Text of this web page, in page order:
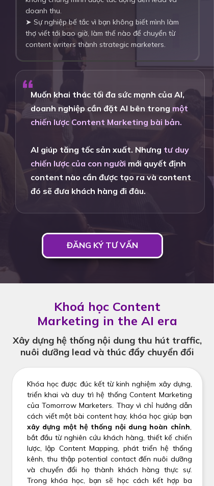
“Muốn khai thác tối đa sức mạnh của AI,
doanh nghiệp cần đặt AI bên trong một
chiến lược Content Marketing bài bản.
AI giúp tăng tốc sản xuất. Nhưng tư duy
chiến lược của con người mới quyết định
content nào cần được tạo ra và content
đó sẽ đưa khách hàng đi đâu.
ĐĂNG KÝ TƯ VẤN
doanh thu.
➤ Sự nghiệp bế tắc vì bạn không biết mình làm
thợ viết tới bao giờ, làm thế nào để chuyển từ
content writers thành strategic marketers.
Khoá học Content
Marketing in the AI era
Xây dựng hệ thống nội dung thu hút traffic,
nuôi dưỡng lead và thúc đẩy chuyển đổi
Khóa học được đúc kết từ kinh nghiệm xây dựng,
triển khai và duy trì hệ thống Content Marketing
của Tomorrow Marketers. Thay vì chỉ hướng dẫn
cách viết một bài content hay, khóa học giúp bạn
xây dựng một hệ thống nội dung hoàn chỉnh,
bắt đầu từ nghiên cứu khách hàng, thiết kế chiến
lược, lập Content Mapping, phát triển hệ thống
kênh, thu thập potential contact đến nuôi dưỡng
và chuyển đổi họ thành khách hàng thực sự.
Trong khóa học, bạn sẽ học cách kết hợp ba